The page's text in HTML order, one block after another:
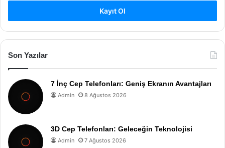
Kayıt Ol
Son Yazılar
7 İnç Cep Telefonları: Geniş Ekranın Avantajları
Admin 8 Ağustos 2026
3D Cep Telefonları: Geleceğin Teknolojisi
Admin 7 Ağustos 2026